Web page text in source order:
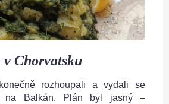
Chorvatsku
rozhoupali a vydali se
na Balkán. Plán byl jasný –